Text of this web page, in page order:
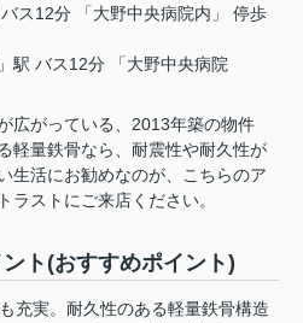
バス12分 「大野中央病院内」 停歩
」駅 バス12分 「大野中央病院
広がっている、2013年築の物件
軽量鉄骨なら、耐震性や耐久性が
生活にお勧めなのが、こちらのア
ラストにご来店ください。
ト(おすすめポイント)
充実。耐久性のある軽量鉄骨構造